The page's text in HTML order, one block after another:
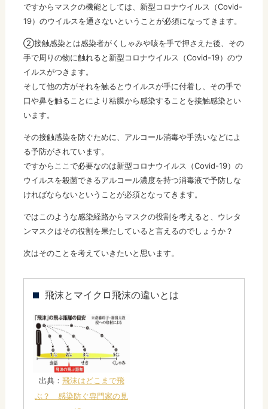
ですからマスクの機能としては、新型コロナウイルス（Covid-
19）のウイルスを通さないということが必須になってきます。
②接触感染とは感染者がくしゃみや咳を手で押さえた後、その
手で周りの物に触れると新型コロナウイルス（Covid-19）のウ
イルスがつきます。
そして他の方がそれを触るとウイルスが手に付着し、その手で
口や鼻を触ることにより粘膜から感染することを接触感染とい
います。
その接触感染を防ぐために、アルコール消毒や手洗いなどによ
る予防がされています。
ですからここで必要なのは新型コロナウイルス（Covid-19）の
ウイルスを殺菌できるアルコール濃度を持つ消毒液で予防しな
ければならないということが必須となってきます。
ではこのような感染経路からマスクの役割を考えると、ウレタ
ンマスクはその役割を果たしていると言えるのでしょうか？
次はそのことを考えていきたいと思います。
飛沫とマイクロ飛沫の違いとは
出典： 飛沫はどこまで飛
ぶ？ 感染防ぐ専門家の見